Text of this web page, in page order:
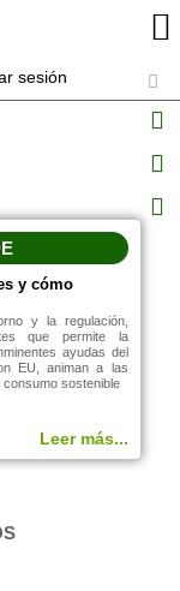
sesión
y cómo
y la regulación,
que permite la
ayudas del
EU, animan a las
sostenible
Leer más...